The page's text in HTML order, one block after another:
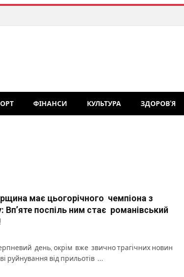
ФІНАНСИ КУЛЬТУРА ЗДОРОВ’Я
має цьогорічного чемпіона з
Вп’яте поспіль ним стає романівський
день, окрім вже звично трагічних новин
руйнування від прильотів …